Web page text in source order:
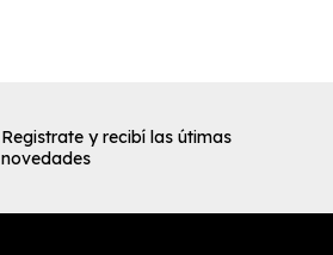
Registrate y recibí las útimas
novedades